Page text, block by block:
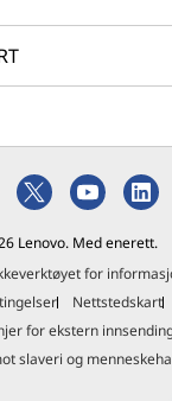
Lenovo. Med enerett.
for
Nettstedskart
for ekstern
slaveri og